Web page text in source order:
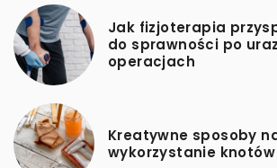
Jak fizjoterapia
do sprawności po
operacjach
Kreatywne sposoby
wykorzystanie